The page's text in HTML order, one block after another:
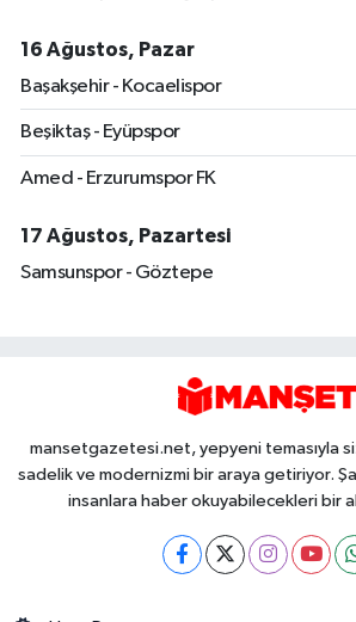
16 Ağustos, Pazar
Başakşehir - Kocaelispor
Beşiktaş - Eyüpspor
Amed - Erzurumspor FK
17 Ağustos, Pazartesi
Samsunspor - Göztepe
mansetgazetesi.net, yepyeni temasıyla
sadelik ve modernizmi bir araya getiriyor.
insanlara haber okuyabilecekleri bir